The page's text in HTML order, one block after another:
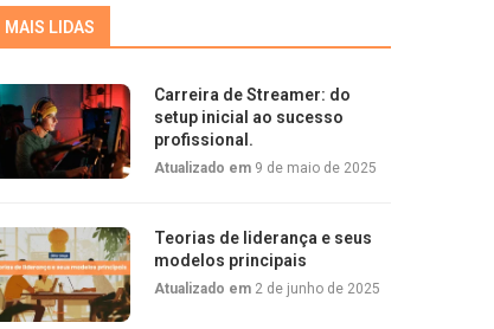
MAIS LIDAS
Carreira de Streamer: do
setup inicial ao sucesso
profissional.
Atualizado em 9 de maio de 2025
Teorias de liderança e seus
modelos principais
Atualizado em 2 de junho de 2025